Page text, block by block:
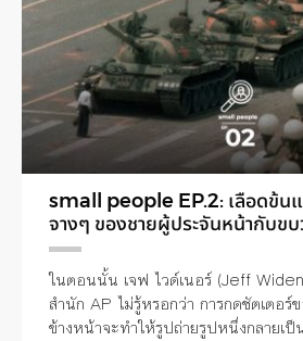
small people EP.2: เลือดข้นแ
จางๆ ของชายผู้ประจันหน้ากับข
ในตอนนั้น เจฟ ไวด์เนอร์ (Jeff
สำนัก AP ไม่รู้หรอกว่า การกดชัตเตอร์
ข้างหน้าจะทำให้รูปถ่ายรูปหนึ่งกลายเ